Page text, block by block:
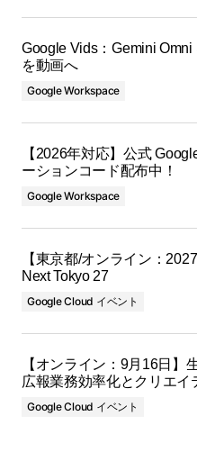
Google Vids：Gemini
を動画へ
Google Workspace
【2026年対応】公式
ーションコード配布中！
Google Workspace
【東京都/オンライン：
Next Tokyo 27
Google Cloud イベント
【オンライン：9月16日】
広報業務効率化とクリエイ
Google Cloud イベント